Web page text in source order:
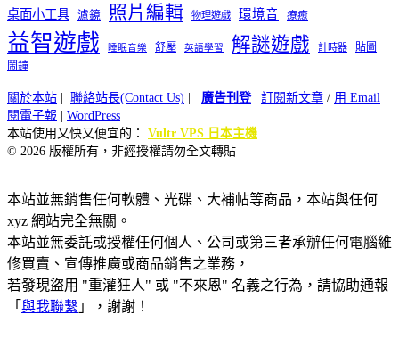
桌面小工具 濾鏡 照片編輯 物理遊戲 環境音 療癒
益智遊戲 睡眠音樂 舒壓 英語學習 解謎遊戲 計時器
貼圖
鬧鐘
關於本站 聯絡站長(Contact Us) 廣告刊登| 訂閱新文章 / 用 Email
閱電子報
WordPress
本站使用又快又便宜的： Vultr VPS 日本主機
© 2026 版權所有，非經授權請勿全文轉貼
本站並無銷售任何軟體、光碟、大補帖等商品，本站與任何
xyz 網站完全無關。
本站並無委託或授權任何個人、公司或第三者承辦任何電腦維
修買賣、宣傳推廣或商品銷售之業務，
若發現盜用 "重灌狂人" 或 "不來恩" 名義之行為，請協助通報
「 與我聯繫 」，謝謝！